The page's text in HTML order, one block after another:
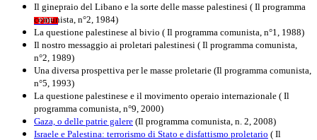
Perchè la Russia non era comunista
PDF Quaderno n°10
Il ginepraio del Libano e la sorte delle masse palestinesi ( Il programma
comunista, n°2, 1984)
La questione palestinese al bivio ( Il programma comunista, n°1, 1988)
Il nostro messaggio ai proletari palestinesi ( Il programma comunista,
n°2, 1989)
Una diversa prospettiva per le masse proletarie (Il programma comunista,
n°5, 1993)
La questione palestinese e il movimento operaio internazionale ( Il
programma comunista, n°9, 2000)
Gaza, o delle patrie galere (Il programma comunista, n. 2, 2008)
Israele e Palestina: terrorismo di Stato e disfattismo proletario ( Il